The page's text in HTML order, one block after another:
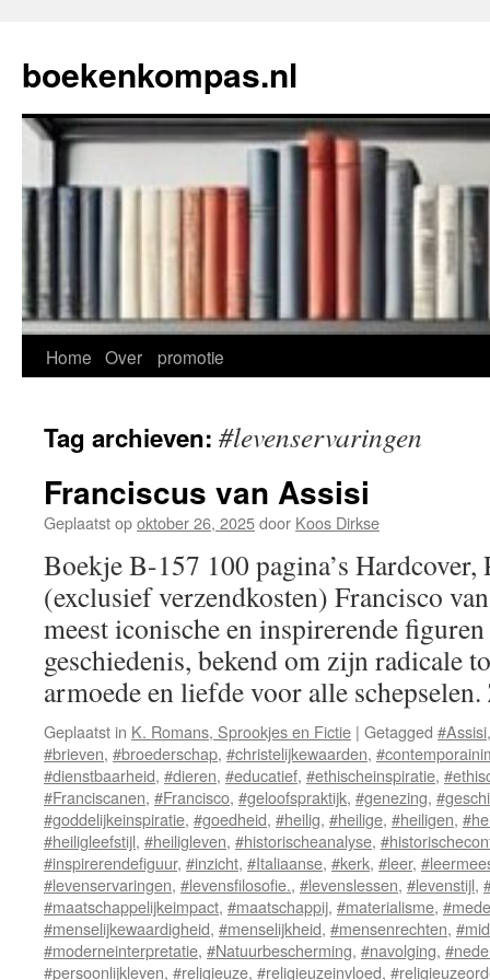
de
inhoud
boekenkompas.nl
Home Over promotie
Tag archieven: #levenservaringen
Franciscus van Assisi
Geplaatst opoktober 26, 2025door Koos Dirkse
Boekje B-157 100 pagina’s
(exclusief verzendkosten) Francisco
meest iconische en inspirerende
geschiedenis, bekend om zijn radicale
armoede en liefde voor alle
Geplaatst in K. Romans, Sprookjes en Fictie | Getagged #Assisi
#brieven, #broederschap, #christelijkewaarden,
#dienstbaarheid, #dieren, #educatief, #ethischeinspiratie,
#Franciscanen, #Francisco, #geloofspraktijk, #genezing,
#goddelijkeinspiratie, #goedheid, #heilig, #heilige, #heiligen,
#heiligleefstijl, #heiligleven, #historischeanalyse,
#inspirerendefiguur, #inzicht, #Italiaanse, #kerk, #leer,
#levenservaringen, #levensfilosofie., #levenslessen, #levenstijl,
#maatschappelijkeimpact, #maatschappij, #materialisme,
#menselijkewaardigheid, #menselijkheid, #mensenrechten,
#moderneinterpretatie, #Natuurbescherming, #navolging,
#persoonlijkleven, #religieuze, #religieuzeinvloed,